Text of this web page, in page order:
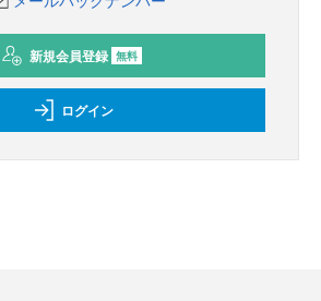
新規会員登録 無料
ログイン